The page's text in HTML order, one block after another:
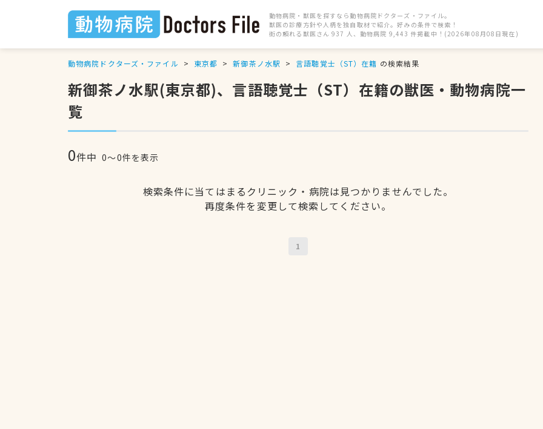
動物病院・獣医を探すなら動物病院ドクターズ・ファイル。
獣医の診療方針や人柄を独自取材で紹介。好みの条件で検索！
街の頼れる獣医さん 937 人、動物病院 9,443 件掲載中！(2026年08月08日現在)
動物病院ドクターズ・ファイル 東京都 新御茶ノ水駅 言語聴覚士（ST）在籍 の検索結果
新御茶ノ水駅(東京都)、言語聴覚士（ST）在籍の獣医・動物病院一
覧
0件中 0〜0件を表示
検索条件に当てはまるクリニック・病院は見つかりませんでした。
再度条件を変更して検索してください。
1